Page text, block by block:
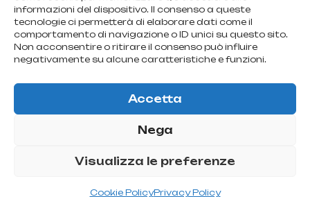
informazioni del dispositivo. Il consenso a queste
tecnologie ci permetterà di elaborare dati come il
comportamento di navigazione o ID unici su questo sito.
Non acconsentire o ritirare il consenso può influire
negativamente su alcune caratteristiche e funzioni.
Accetta
Nega
Visualizza le preferenze
Cookie PolicyPrivacy Policy
Experiencia e intereses
clínicos.
En el contexto de la cirugía reconstructiva, se especializa en
cirugía oncoplástica y malformativa de la mama, en cirugía
reconstructiva del área genital, en medicina regenerativa (con